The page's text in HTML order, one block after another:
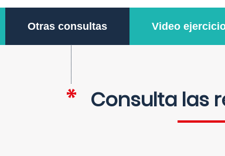
Otras consultas Video
Consulta las